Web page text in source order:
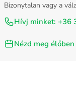
Bizonytalan vagy a
Hívj minket: +36
Nézd meg